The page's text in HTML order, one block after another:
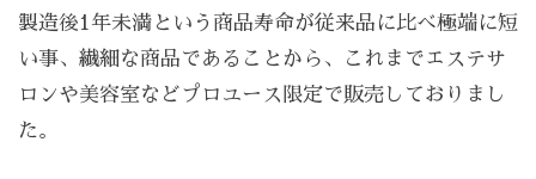
製造後1年未満という商品寿命が従来品に比べ極端に短
い事、繊細な商品であることから、これまでエステサ
ロンや美容室などプロユース限定で販売しておりまし
た。